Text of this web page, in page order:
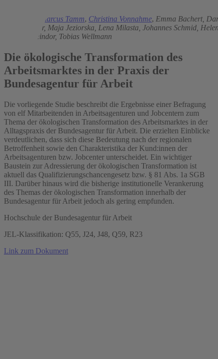
Marcus Tamm, Christina Vonnahme, Emma Bachert,
Luca Geisser, Maja Jeziorska, Lena Milasta, Johannes Schmid,
Morgan Steindor, Tobias Wellmann
Die ökologische Transformation des
Arbeitsmarktes in der Praxis der
Bundesagentur für Arbeit
Die vorliegende Studie beschreibt die Ergebnisse einer Befragung
von elf Mitarbeitenden in Arbeitsagenturen und Jobcentern zum
Thema der ökologischen Transformation des Arbeitsmarktes in der
Alltagspraxis der Bundesagentur für Arbeit. Die erzielten Einblicke
verdeutlichen, dass sich diese Bedeutung nach der regionalen
Betroffenheit sowie den Charakteristika der Kund:innen der
Arbeitsagenturen bzw. Jobcenter unterscheidet. Ein wichtiger
Baustein zur Adressierung der ökologischen Transformation ist
aktuell das Qualifizierungschancengesetz bzw. § 81 Abs. 1a SGB
III. Darüber hinaus wird die bisherige institutionelle Verankerung
des Themas der ökologischen Transformation innerhalb der
Bundesagentur für Arbeit jedoch als gering empfunden.
Hochschule der Bundesagentur für Arbeit
JEL-Klassifikation: Q55, J24, J48, Q59, R23
Link zum Dokument